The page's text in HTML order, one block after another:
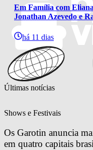
Em Família com
Jonathan Azevedo e
há 11 dias
Últimas notícias
Shows e Festivais
Os Garotin anuncia
em quatro capitais